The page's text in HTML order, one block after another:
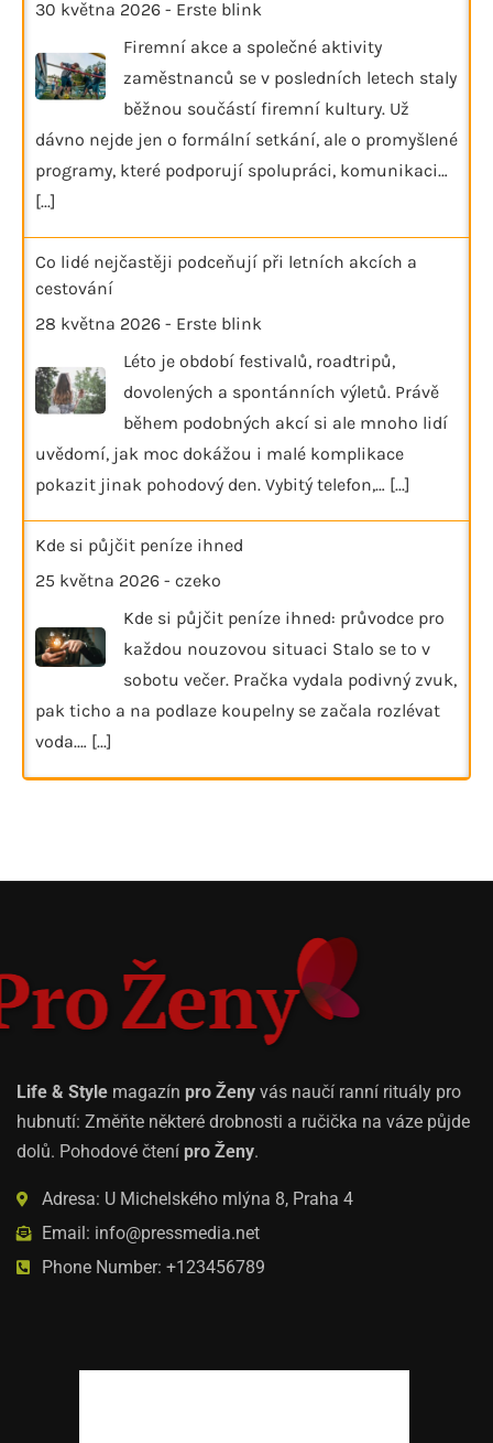
30 května 2026 - Erste blink
Firemní akce a společné aktivity
zaměstnanců se v posledních letech staly
běžnou součástí firemní kultury. Už
dávno nejde jen o formální setkání, ale o promyšlené
programy, které podporují spolupráci, komunikaci…
[...]
Co lidé nejčastěji podceňují při letních akcích a
cestování
28 května 2026 - Erste blink
Léto je období festivalů, roadtripů,
dovolených a spontánních výletů. Právě
během podobných akcí si ale mnoho lidí
uvědomí, jak moc dokážou i malé komplikace
pokazit jinak pohodový den. Vybitý telefon,… [...]
Kde si půjčit peníze ihned
25 května 2026 - czeko
Kde si půjčit peníze ihned: průvodce pro
každou nouzovou situaci Stalo se to v
sobotu večer. Pračka vydala podivný zvuk,
pak ticho a na podlaze koupelny se začala rozlévat
voda.… [...]
Life & Style magazín pro Ženy vás naučí ranní rituály pro
hubnutí: Změňte některé drobnosti a ručička na váze půjde
dolů. Pohodové čtení pro Ženy.
Adresa: U Michelského mlýna 8, Praha 4
Email: info@pressmedia.net
Phone Number: +123456789